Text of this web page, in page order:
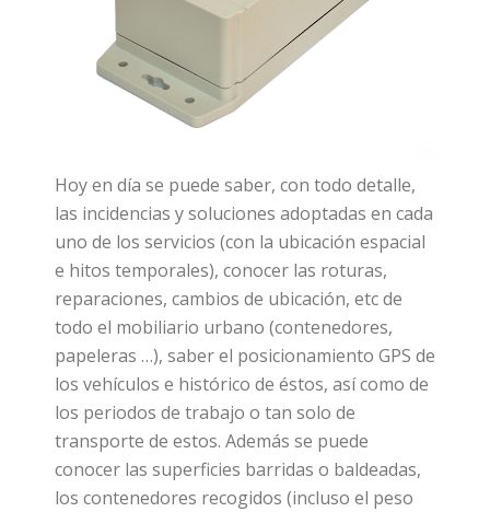
Hoy en día se puede saber, con todo detalle,
las incidencias y soluciones adoptadas en cada
uno de los servicios (con la ubicación espacial
e hitos temporales), conocer las roturas,
reparaciones, cambios de ubicación, etc de
todo el mobiliario urbano (contenedores,
papeleras …), saber el posicionamiento GPS de
los vehículos e histórico de éstos, así como de
los periodos de trabajo o tan solo de
transporte de estos. Además se puede
conocer las superficies barridas o baldeadas,
los contenedores recogidos (incluso el peso